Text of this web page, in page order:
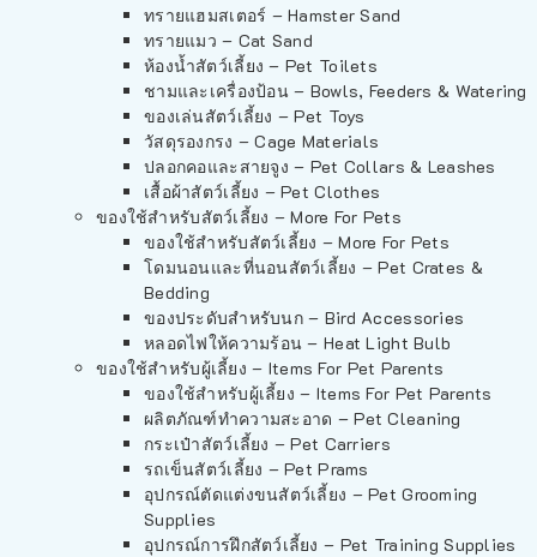
ทรายแฮมสเตอร์ – Hamster Sand
ทรายแมว – Cat Sand
ห้องน้ำสัตว์เลี้ยง – Pet Toilets
ชามและเครื่องป้อน – Bowls, Feeders & Watering
ของเล่นสัตว์เลี้ยง – Pet Toys
วัสดุรองกรง – Cage Materials
ปลอกคอและสายจูง – Pet Collars & Leashes
เสื้อผ้าสัตว์เลี้ยง – Pet Clothes
ของใช้สำหรับสัตว์เลี้ยง – More For Pets
ของใช้สำหรับสัตว์เลี้ยง – More For Pets
โดมนอนและที่นอนสัตว์เลี้ยง – Pet Crates &
Bedding
ของประดับสำหรับนก – Bird Accessories
หลอดไฟให้ความร้อน – Heat Light Bulb
ของใช้สำหรับผู้เลี้ยง – Items For Pet Parents
ของใช้สำหรับผู้เลี้ยง – Items For Pet Parents
ผลิตภัณฑ์ทำความสะอาด – Pet Cleaning
กระเป๋าสัตว์เลี้ยง – Pet Carriers
รถเข็นสัตว์เลี้ยง – Pet Prams
อุปกรณ์ตัดแต่งขนสัตว์เลี้ยง – Pet Grooming
Supplies
อุปกรณ์การฝึกสัตว์เลี้ยง – Pet Training Supplies